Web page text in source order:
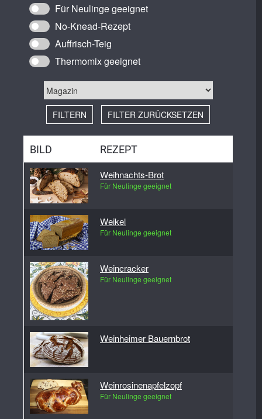
Roggen
Rotweizen
Waldstaudenroggen
Weizen
Für Neulinge geeignet
No-Knead-Rezept
Auffrisch-Teig
Thermomix geeignet
FILTERN FILTER ZURÜCKSETZEN
BILD REZEPT
Weihnachts-Brot
Für Neulinge geeignet
Weikel
Für Neulinge geeignet
Weincracker
Für Neulinge geeignet
Weinheimer Bauernbrot
Weinrosinenapfelzopf
Für Neulinge geeignet